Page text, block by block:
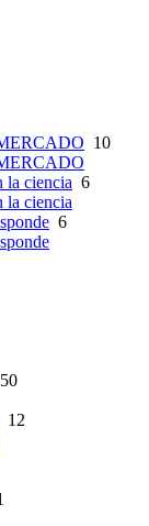
10
la ciencia 6
la ciencia
6
50
12